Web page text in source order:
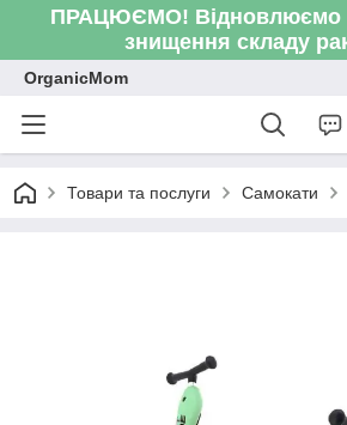
ПРАЦЮЄМО! Відновлюємо
знищення складу
OrganicMom
Товари та послуги Самокати